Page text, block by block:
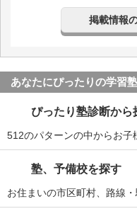
掲載情報
あなたにぴったりの学習
ぴったり塾診断から
512のパターンの中からお子
塾、予備校を探す
お住まいの市区町村、路線・